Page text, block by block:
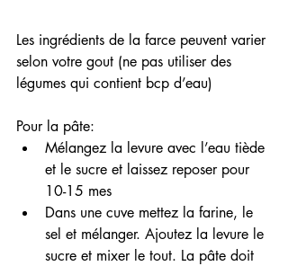
Les ingrédients de la farce peuvent varier
selon votre gout (ne pas utiliser des
légumes qui contient bcp d’eau)
Pour la pâte:
Mélangez la levure avec l’eau tiède
et le sucre et laissez reposer pour
10-15 mes
Dans une cuve mettez la farine, le
sel et mélanger. Ajoutez la levure le
sucre et mixer le tout. La pâte doit